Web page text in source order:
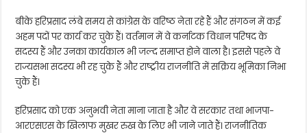
बीके हरिप्रसाद लंबे समय से कांग्रेस के वरिष्ठ नेता रहे हैं और संगठन में कई
अहम पदों पर कार्य कर चुके हैं। वर्तमान में वे कर्नाटक विधान परिषद के
सदस्य हैं और उनका कार्यकाल भी जल्द समाप्त होने वाला है। इससे पहले वे
राज्यसभा सदस्य भी रह चुके हैं और राष्ट्रीय राजनीति में सक्रिय भूमिका निभा
चुके हैं।
हरिप्रसाद को एक अनुभवी नेता माना जाता है और वे सरकार तथा भाजपा-
आरएसएस के खिलाफ मुखर रुख के लिए भी जाने जाते हैं। राजनीतिक